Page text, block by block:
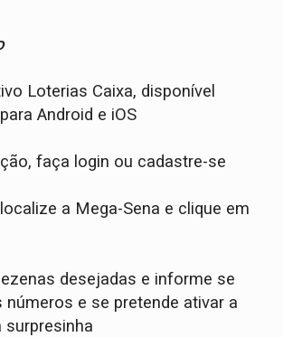
Loterias Caixa, disponível
Android e iOS
faça login ou cadastre-se
a Mega-Sena e clique em
desejadas e informe se
números e se pretende ativar a
surpresinha